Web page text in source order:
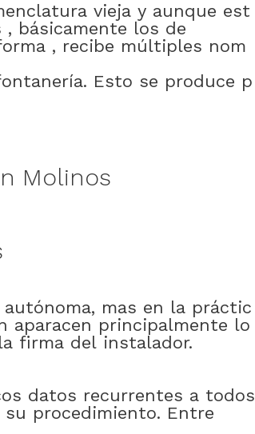
vieja y aunque est
, básicamente los de
, recibe múltiples nom
. Esto se produce p
Molinos
autónoma, mas en la práctic
aparacen principalmente lo
la firma del instalador.
datos recurrentes a todos
su procedimiento. Entre